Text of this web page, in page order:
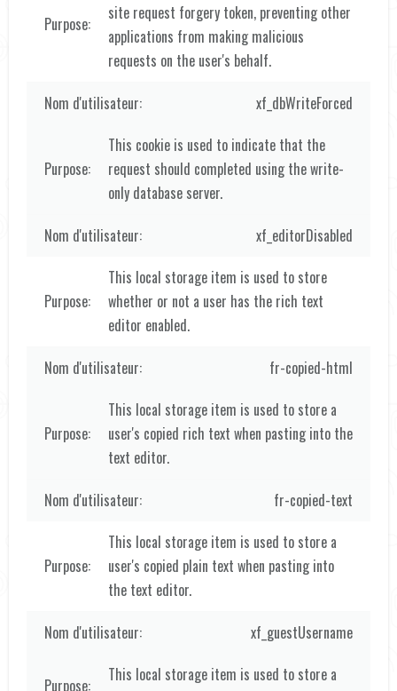
site request forgery token, preventing other
applications from making malicious
requests on the user's behalf.
xf_dbWriteForced
This cookie is used to indicate that the
request should completed using the write-
only database server.
xf_editorDisabled
This local storage item is used to store
whether or not a user has the rich text
editor enabled.
fr-copied-html
This local storage item is used to store a
user's copied rich text when pasting into the
text editor.
fr-copied-text
This local storage item is used to store a
user's copied plain text when pasting into
the text editor.
xf_guestUsername
This local storage item is used to store a